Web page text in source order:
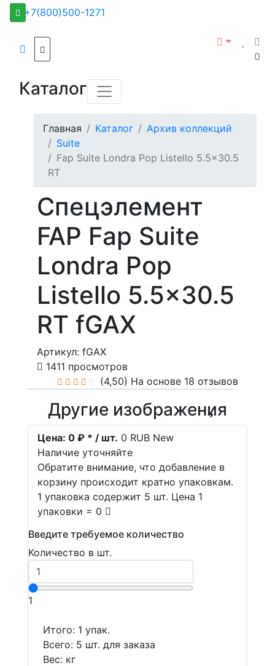
+7(800)500-1271
0
Каталог
Главная Каталог
Архив коллекций
Suite
Fap Suite Londra Pop Listello 5.5x30.5
RT
Спецэлемент
FAP Fap Suite
Londra Pop
Listello 5.5x30.5
RT fGAX
Артикул: fGAX
1411 просмотров
(4,50) На основе 18 отзывов
Другие изображения
Цена: 0 ₽ * / шт. 0 RUB New
Наличие уточняйте
Обратите внимание, что добавление в
корзину происходит кратно упаковкам.
1 упаковка содержит 5 шт. Цена 1
упаковки = 0
Введите требуемое количество
Количество в шт.
1
Итого: 1 упак.
Всего: 5 шт. для заказа
Вес: кг